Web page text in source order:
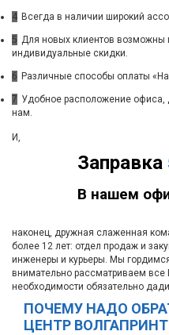
4 Всегда в наличии широкий
5 Для новых клиентов возможны
индивидуальные скидки.
6 Различные способы оплаты
7 Удобное расположение офиса,
нам.
Заправка
В нашем
И,
наконец, дружная слаженная
более 12 лет: отдел продаж и
инженеры и курьеры. Мы
внимательно рассматриваем
необходимости обязательно
ПОЧЕМУ НАДО
ЦЕНТР